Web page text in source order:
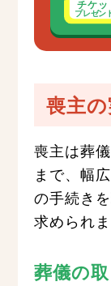
喪主
喪主は葬
まで、幅
の手続き
求められま
葬儀の